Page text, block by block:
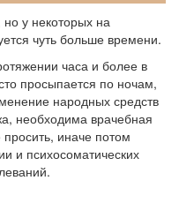
у некоторых на
чуть больше времени.
часа и более в
просыпается по ночам,
народных средств
необходима врачебная
иначе потом
и психосоматических